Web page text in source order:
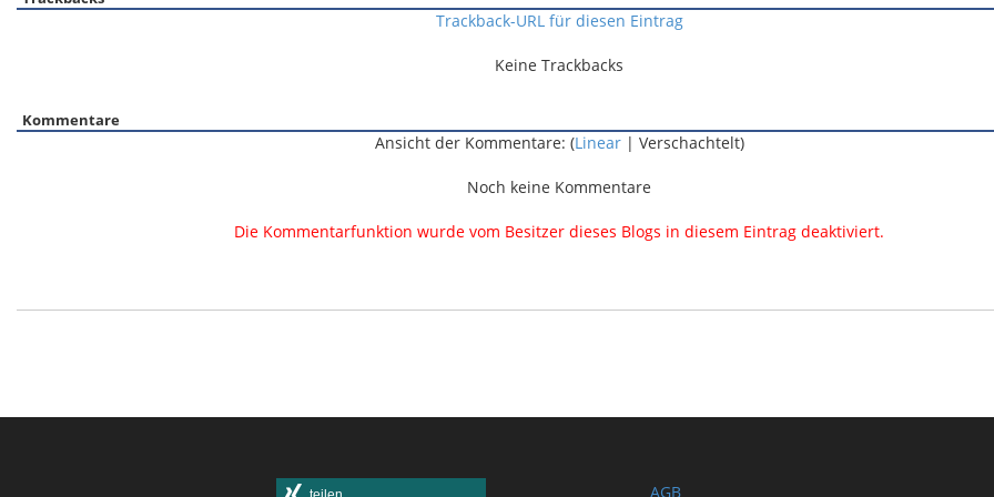
Trackback-URL für diesen Eintrag
Keine Trackbacks
Kommentare
Ansicht der Kommentare: (Linear| Verschachtelt)
Noch keine Kommentare
Die Kommentarfunktion wurde vom Besitzer dieses Blogs in diesem Eintrag deaktiviert.
AGB